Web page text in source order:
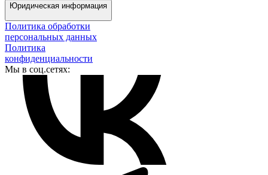
Юридическая информация
Политика обработки
персональных данных
Политика
конфиденциальности
Мы в соц.сетях: